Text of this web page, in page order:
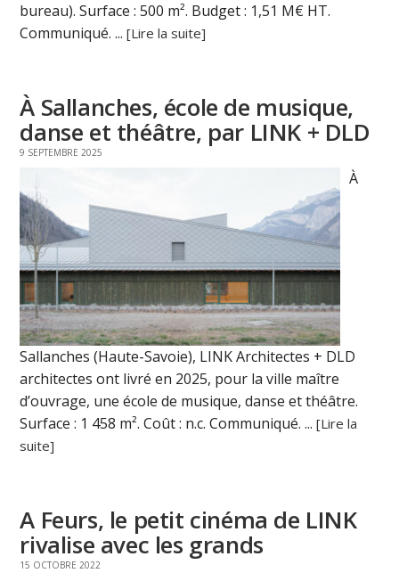
bureau). Surface : 500 m². Budget : 1,51 M€ HT.
Communiqué. ...[Lire la suite]
À Sallanches, école de musique,
danse et théâtre, par LINK + DLD
9 SEPTEMBRE 2025
À
Sallanches (Haute-Savoie), LINK Architectes + DLD
architectes ont livré en 2025, pour la ville maître
d’ouvrage, une école de musique, danse et théâtre.
Surface : 1 458 m². Coût : n.c. Communiqué. ...[Lire la
suite]
A Feurs, le petit cinéma de LINK
rivalise avec les grands
15 OCTOBRE 2022